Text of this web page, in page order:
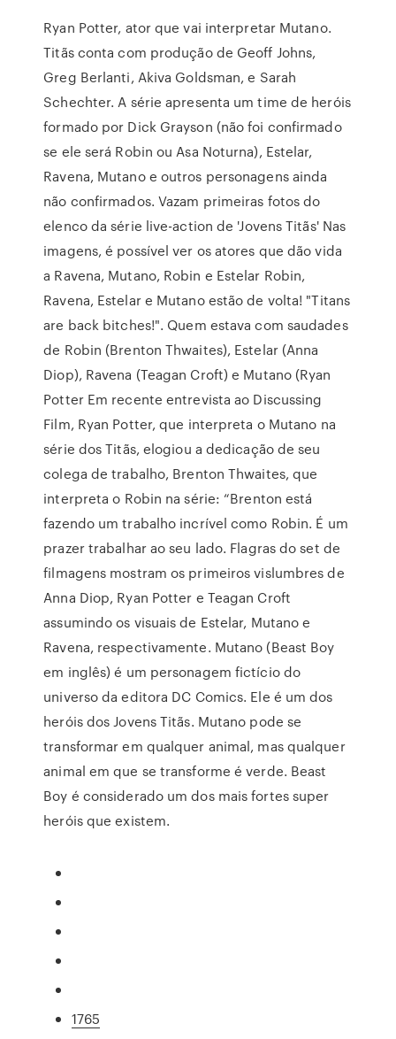
Ryan Potter, ator que vai interpretar Mutano.
Titãs conta com produção de Geoff Johns,
Greg Berlanti, Akiva Goldsman, e Sarah
Schechter. A série apresenta um time de heróis
formado por Dick Grayson (não foi confirmado
se ele será Robin ou Asa Noturna), Estelar,
Ravena, Mutano e outros personagens ainda
não confirmados. Vazam primeiras fotos do
elenco da série live-action de 'Jovens Titãs' Nas
imagens, é possível ver os atores que dão vida
a Ravena, Mutano, Robin e Estelar Robin,
Ravena, Estelar e Mutano estão de volta! "Titans
are back bitches!". Quem estava com saudades
de Robin (Brenton Thwaites), Estelar (Anna
Diop), Ravena (Teagan Croft) e Mutano (Ryan
Potter Em recente entrevista ao Discussing
Film, Ryan Potter, que interpreta o Mutano na
série dos Titãs, elogiou a dedicação de seu
colega de trabalho, Brenton Thwaites, que
interpreta o Robin na série: “Brenton está
fazendo um trabalho incrível como Robin. É um
prazer trabalhar ao seu lado. Flagras do set de
filmagens mostram os primeiros vislumbres de
Anna Diop, Ryan Potter e Teagan Croft
assumindo os visuais de Estelar, Mutano e
Ravena, respectivamente. Mutano (Beast Boy
em inglês) é um personagem fictício do
universo da editora DC Comics. Ele é um dos
heróis dos Jovens Titãs. Mutano pode se
transformar em qualquer animal, mas qualquer
animal em que se transforme é verde. Beast
Boy é considerado um dos mais fortes super
heróis que existem.
1765